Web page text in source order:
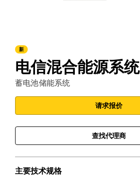
新
电信混合能源系统
蓄电池储能系统
请求报价
查找代理商
主要技术规格